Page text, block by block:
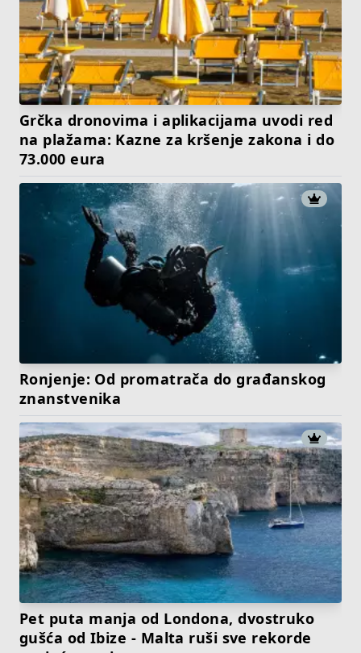
Grčka dronovima i aplikacijama uvodi red
na plažama: Kazne za kršenje zakona i do
73.000 eura
Ronjenje: Od promatrača do građanskog
znanstvenika
Pet puta manja od Londona, dvostruko
gušća od Ibize - Malta ruši sve rekorde